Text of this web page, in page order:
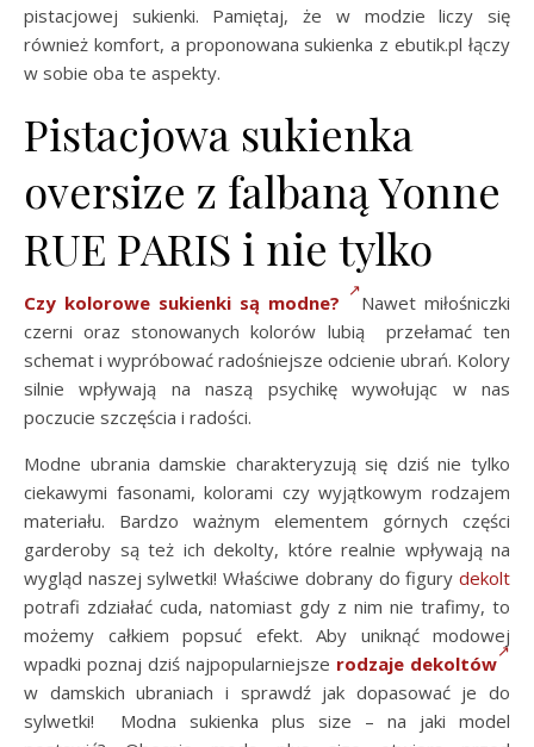
pistacjowej sukienki. Pamiętaj, że w modzie liczy się
również komfort, a proponowana sukienka z ebutik.pl łączy
w sobie oba te aspekty.
Pistacjowa sukienka
oversize z falbaną Yonne
RUE PARIS i nie tylko
Czy kolorowe sukienki są modne?
Nawet miłośniczki
czerni oraz stonowanych kolorów lubią przełamać ten
schemat i wypróbować radośniejsze odcienie ubrań. Kolory
silnie wpływają na naszą psychikę wywołując w nas
poczucie szczęścia i radości.
Modne ubrania damskie charakteryzują się dziś nie tylko
ciekawymi fasonami, kolorami czy wyjątkowym rodzajem
materiału. Bardzo ważnym elementem górnych części
garderoby są też ich dekolty, które realnie wpływają na
wygląd naszej sylwetki! Właściwe dobrany do figury dekolt
potrafi zdziałać cuda, natomiast gdy z nim nie trafimy, to
możemy całkiem popsuć efekt. Aby uniknąć modowej
wpadki poznaj dziś najpopularniejsze rodzaje dekoltów
w damskich ubraniach i sprawdź jak dopasować je do
sylwetki! Modna sukienka plus size – na jaki model